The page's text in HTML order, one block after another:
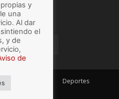
Deportes
y
una
Al dar
el
y de
de